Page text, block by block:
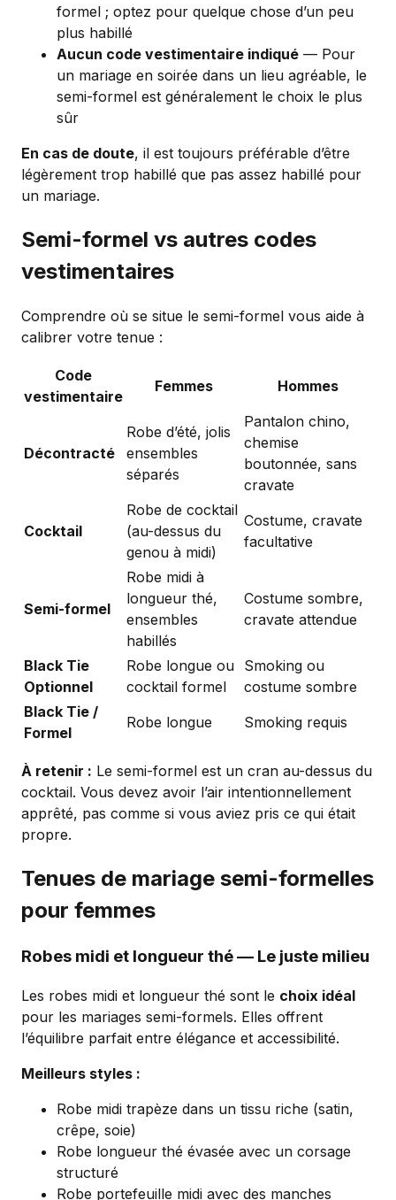
formel ; optez pour quelque chose d’un peu
plus habillé
Aucun code vestimentaire indiqué — Pour
un mariage en soirée dans un lieu agréable, le
semi-formel est généralement le choix le plus
sûr
En cas de doute, il est toujours préférable d’être
légèrement trop habillé que pas assez habillé pour
un mariage.
Semi-formel vs autres codes
vestimentaires
Comprendre où se situe le semi-formel vous aide à
calibrer votre tenue :
Code
vestimentaire
Femmes Hommes
Décontracté
Robe d’été, jolis
ensembles
séparés
Pantalon chino,
chemise
boutonnée, sans
cravate
Cocktail
Robe de cocktail
(au-dessus du
genou à midi)
Costume, cravate
facultative
Semi-formel
Robe midi à
longueur thé,
ensembles
habillés
Costume sombre,
cravate attendue
Black Tie
Optionnel
Robe longue ou
cocktail formel
Smoking ou
costume sombre
Black Tie /
Formel
Robe longue Smoking requis
À retenir : Le semi-formel est un cran au-dessus du
cocktail. Vous devez avoir l’air intentionnellement
apprêté, pas comme si vous aviez pris ce qui était
propre.
Tenues de mariage semi-formelles
pour femmes
Robes midi et longueur thé — Le juste milieu
Les robes midi et longueur thé sont le choix idéal
pour les mariages semi-formels. Elles offrent
l’équilibre parfait entre élégance et accessibilité.
Meilleurs styles :
Robe midi trapèze dans un tissu riche (satin,
crêpe, soie)
Robe longueur thé évasée avec un corsage
structuré
Robe portefeuille midi avec des manches